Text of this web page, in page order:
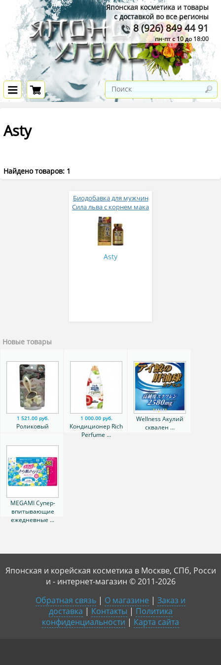
Японская косметика и товары
с доставкой во все регионы
8 (926) 849 44 91
пн-пт с 10 до 18:00
Asty
Найдено товаров: 1
Биодобавка для мужчин
Сила льва с корнем мака
№120
Asty
Новые товары
1 521.00 руб.
Роликовый
1 000.00 руб.
Кондиционер Rich
Perfume ...
Wellness Акулий
сквален ...
MEGAMI Супер-
впитывающие
ежедневные ...
Японская и корейская косметика в Москве, СПб, Росси
и - интернет-магазин © 2011-2026
Обратная связь | О магазине | Заказ и
доставка | Контакты | Политика
конфиденциальности | Карта сайта